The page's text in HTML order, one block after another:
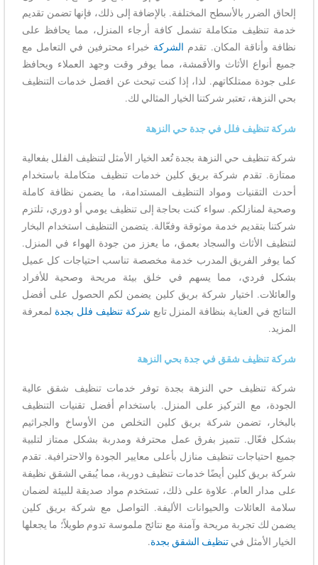
إلحاق الضرر بالأسطح المختلفة. بالإضافة إلى ذلك، فإنها تضمن تقديم
خدمة تنظيف متكاملة تشمل كافة أرجاء المنزل، مما يحافظ على
نظافة وأناقة المكان. تقدم الشركة خبراء محترفين في التعامل مع
جميع أنواع الأثاث والأقمشة، مما يوفر وقت وجهد العملاء ويحافظ
على جودة ممتلكاتهم. لذا، إذا كنت تبحث عن افضل خدمات التنظيف
بحي النزهة، تعتبر شركتنا الخيار المثالي لك.
شركة تنظيف فلل في جدة حي النزهة
شركة تنظيف حي النزهة بجدة تُعد الخيار الأمثل لتنظيف الفلل بفعالية
ممتازة. تقدم شركة بريق كلين خدمات تنظيف متكاملة باستخدام
أحدث التقنيات ومواد التنظيف المستدامة، ما يضمن نظافة كاملة
وصحية لمنازلكم. سواء كنت بحاجة إلى تنظيف يومي أو دوري، تلتزم
شركتنا بتقديم خدمة موثوقة وفعّالة. يتضمن التنظيف استخدام البخار
لتنظيف الأثاث والسجاد بعمق، ما يعزز من جودة الهواء في المنزل.
كما يوفر الفريق المدرب خدمة مخصصة تناسب احتياجات كل عميل
بشكل فردي، مما يسهم في خلق بيئة مريحة وصحية للأفراد
والعائلات. اختيار شركة بريق كلين يضمن لكم الحصول على أفضل
النتائج في العناية بنظافة المنزل تابع شركة تنظيف فلل بجدة لمعرفة
المزيد.
شركة تنظيف شقق في جدة بحي النزهة
شركة تنظيف حي النزهة بجدة توفر خدمات تنظيف شقق عالية
الجودة، مع التركيز على المنزل. باستخدام أفضل تقنيات التنظيف
بالبخار، تضمن شركة بريق كلين التخلص من الأوساخ والجراثيم
بشكل فعّال. تتميز بفرق عمل محترفة ومدربة بشكل ممتاز لتلبية
جميع احتياجات تنظيف منازل بأعلى معايير الجودة والاحترافية. تقدم
شركة بريق كلين أيضًا خدمات تنظيف دورية، مما يُبقي الشقق نظيفة
على مدار العام. علاوة على ذلك، تستخدم مواد صديقة للبيئة لضمان
سلامة العائلات والحيوانات الأليفة. التواصل مع شركة بريق كلين
يضمن لك تجربة مريحة وآمنة مع نتائج ملموسة تدوم طويلاً؛ ما يجعلها
الخيار الأمثل فيتنظيف الشقق بجدة.